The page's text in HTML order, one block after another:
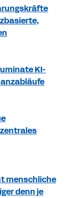
KI-
menschliche
denn je